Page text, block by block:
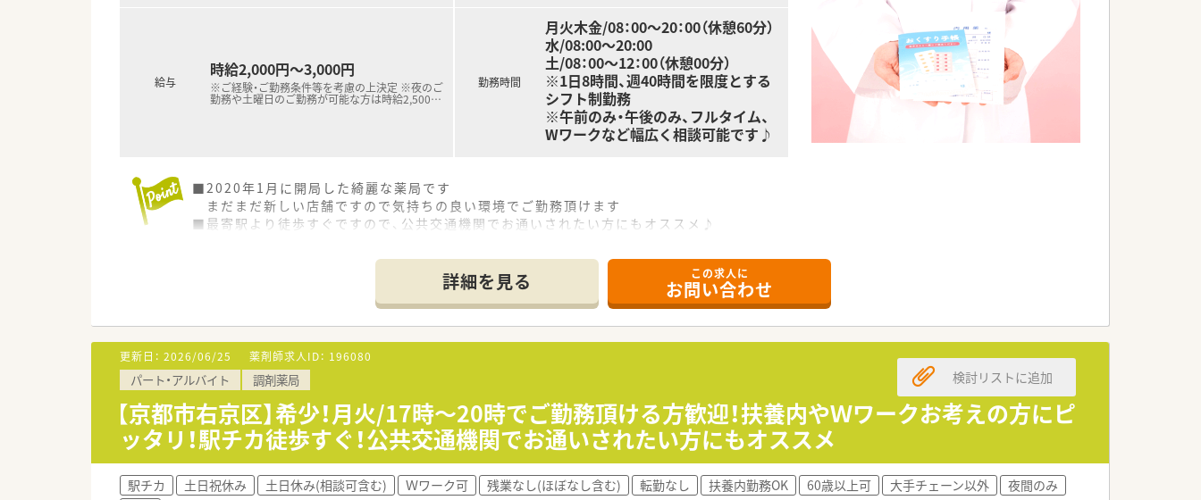
給与
時給2,000円～3,000円
※ご経験・ご勤務条件等を考慮の上決定 ※夜のご
勤務や土曜日のご勤務が可能な方は時給2,500…
勤務時間
月火木金/08：00～20：00（休憩60分）
水/08:00～20:00
土/08：00～12：00（休憩00分）
※1日8時間、週40時間を限度とする
シフト制勤務
※午前のみ・午後のみ、フルタイム、
Wワークなど幅広く相談可能です♪
■2020年1月に開局した綺麗な薬局です
まだまだ新しい店舗ですので気持ちの良い環境でご勤務頂けます
■最寄駅より徒歩すぐですので、公共交通機関でお通いされたい方にもオススメ♪
■全国に150店舗以上を展開する中堅チェーン薬局様で安定性抜群◎
将来的に正社員様をお考えの方も歓迎いたします♪
詳細を見る この求人に
お問い合わせ
更新日： 2026/06/25 薬剤師求人ID： 196080
パート・アルバイト 調剤薬局
【京都市右京区】希少！月火/17時～20時でご勤務頂ける方歓迎！扶養内やＷワークお考えの方にピ
ッタリ！駅チカ徒歩すぐ！公共交通機関でお通いされたい方にもオススメ
検討リストに追加
駅チカ 土日祝休み 土日休み(相談可含む) Ｗワーク可 残業なし(ほぼなし含む) 転勤なし 扶養内勤務OK 60歳以上可 大手チェーン以外
夜間のみ